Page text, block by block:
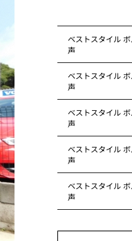
ベストスタイル
声
ベストスタイル
声
ベストスタイル
声
ベストスタイル
声
ベストスタイル
声